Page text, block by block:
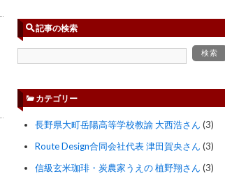
記事の検索
カテゴリー
長野県大町岳陽高等学校教諭 大西浩さん (3)
Route Design合同会社代表 津田賀央さん (3)
信級玄米珈琲・炭農家うえの 植野翔さん (3)